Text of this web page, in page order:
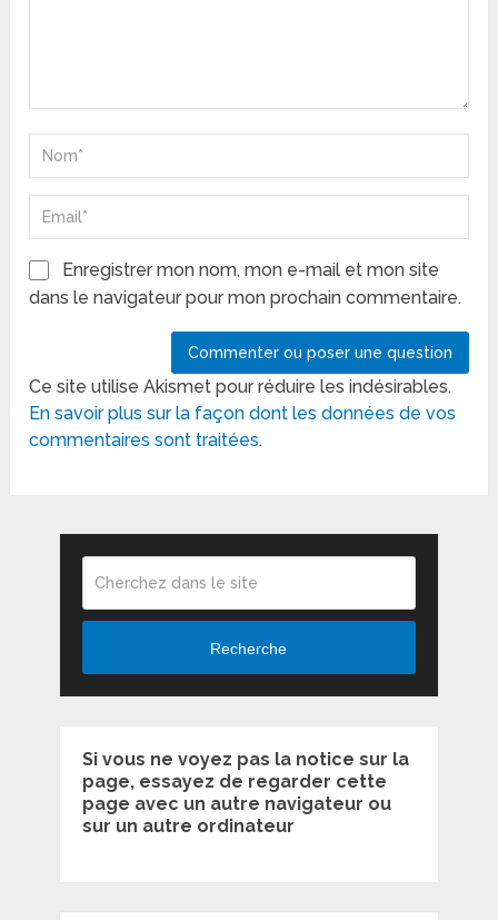
Enregistrer mon nom, mon e-mail et mon site
dans le navigateur pour mon prochain commentaire.
Ce site utilise Akismet pour réduire les indésirables.
En savoir plus sur la façon dont les données de vos
commentaires sont traitées.
Recherche
Si vous ne voyez pas la notice sur la
page, essayez de regarder cette
page avec un autre navigateur ou
sur un autre ordinateur